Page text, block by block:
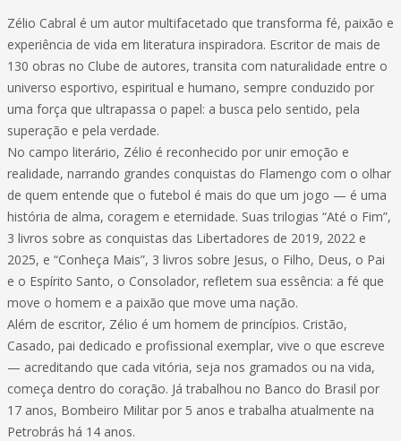
Zélio Cabral é um autor multifacetado que transforma fé, paixão e
experiência de vida em literatura inspiradora. Escritor de mais de
130 obras no Clube de autores, transita com naturalidade entre o
universo esportivo, espiritual e humano, sempre conduzido por
uma força que ultrapassa o papel: a busca pelo sentido, pela
superação e pela verdade.
No campo literário, Zélio é reconhecido por unir emoção e
realidade, narrando grandes conquistas do Flamengo com o olhar
de quem entende que o futebol é mais do que um jogo — é uma
história de alma, coragem e eternidade. Suas trilogias “Até o Fim”,
3 livros sobre as conquistas das Libertadores de 2019, 2022 e
2025, e “Conheça Mais”, 3 livros sobre Jesus, o Filho, Deus, o Pai
e o Espírito Santo, o Consolador, refletem sua essência: a fé que
move o homem e a paixão que move uma nação.
Além de escritor, Zélio é um homem de princípios. Cristão,
Casado, pai dedicado e profissional exemplar, vive o que escreve
— acreditando que cada vitória, seja nos gramados ou na vida,
começa dentro do coração. Já trabalhou no Banco do Brasil por
17 anos, Bombeiro Militar por 5 anos e trabalha atualmente na
Petrobrás há 14 anos.